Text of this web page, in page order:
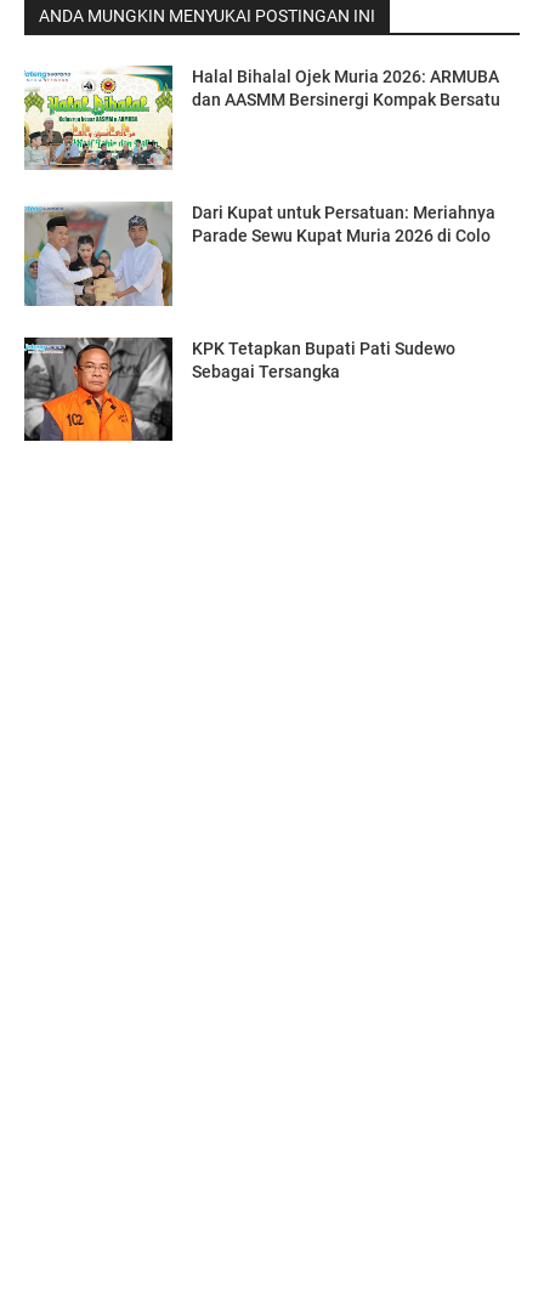
ANDA MUNGKIN MENYUKAI POSTINGAN INI
Halal Bihalal Ojek Muria 2026: ARMUBA
dan AASMM Bersinergi Kompak Bersatu
Dari Kupat untuk Persatuan: Meriahnya
Parade Sewu Kupat Muria 2026 di Colo
KPK Tetapkan Bupati Pati Sudewo
Sebagai Tersangka